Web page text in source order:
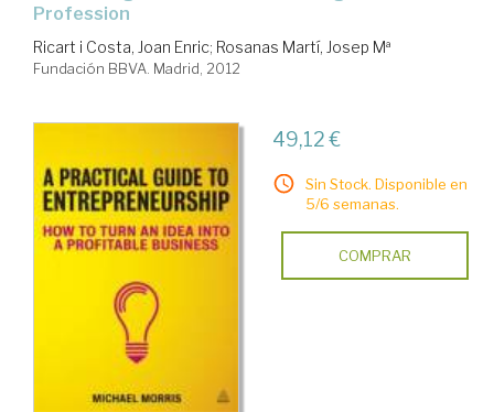
Profession
Ricart i Costa, Joan Enric; Rosanas Martí, Josep Mª
Fundación BBVA. Madrid, 2012
49,12 €
Sin Stock. Disponible en
5/6 semanas.
COMPRAR